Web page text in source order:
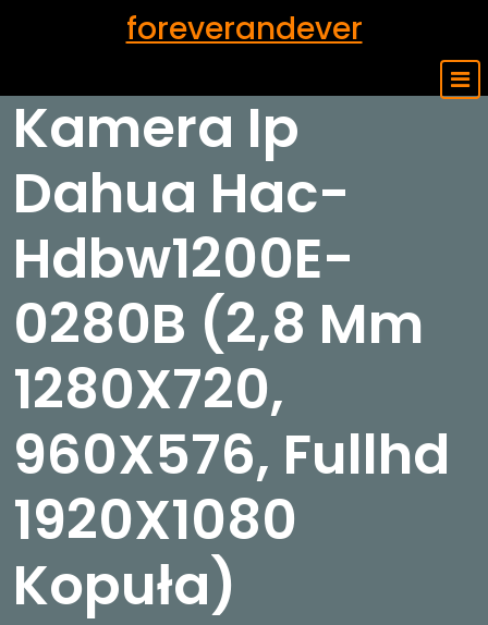
foreverandever
Kamera Ip
Dahua Hac-
Hdbw1200E-
0280B (2,8 Mm
1280X720,
960X576, Fullhd
1920X1080
Kopuła)